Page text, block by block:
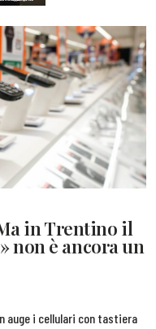
in Trentino il
non è ancora un
auge i cellulari con tastiera